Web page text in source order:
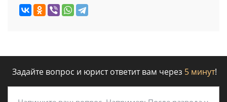
Задайте вопрос и юрист ответит вам через 5 минут!